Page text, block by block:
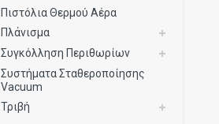
Πιστόλια Θερμού Αέρα
Πλάνισμα
Συγκόλληση Περιθωρίων
Συστήματα Σταθεροποίησης
Vacuum
Τριβή